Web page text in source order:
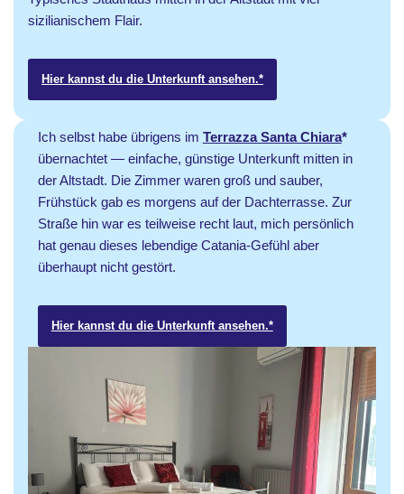
sizilianischem Flair.
Hier kannst du die Unterkunft ansehen.*
Ich selbst habe übrigens im Terrazza Santa Chiara*
übernachtet — einfache, günstige Unterkunft mitten in
der Altstadt. Die Zimmer waren groß und sauber,
Frühstück gab es morgens auf der Dachterrasse. Zur
Straße hin war es teilweise recht laut, mich persönlich
hat genau dieses lebendige Catania-Gefühl aber
überhaupt nicht gestört.
Hier kannst du die Unterkunft ansehen.*